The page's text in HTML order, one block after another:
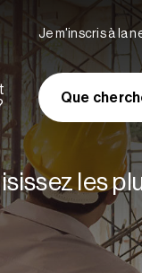
Je m'inscris à la
Que
les